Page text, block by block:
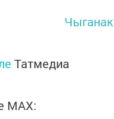
Чыганак
Татмедиа
MАХ: